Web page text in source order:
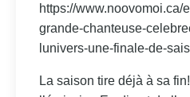
https://www.noovomoi.ca/
grande-chanteuse-
lunivers-une-finale-de-
La saison tire déjà à sa